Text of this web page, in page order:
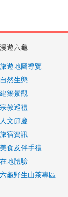
漫遊六龜
旅遊地圖導覽
自然生態
建築景觀
宗教巡禮
人文節慶
旅宿資訊
美食及伴手禮
在地體驗
六龜野生山茶專區